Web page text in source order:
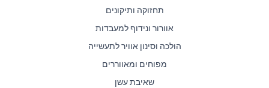
תחזוקה ותיקונים
אוורור ונידוף למעבדות
הולכה וסינון אוויר לתעשייה
מפוחים ומאווררים
שאיבת עשן